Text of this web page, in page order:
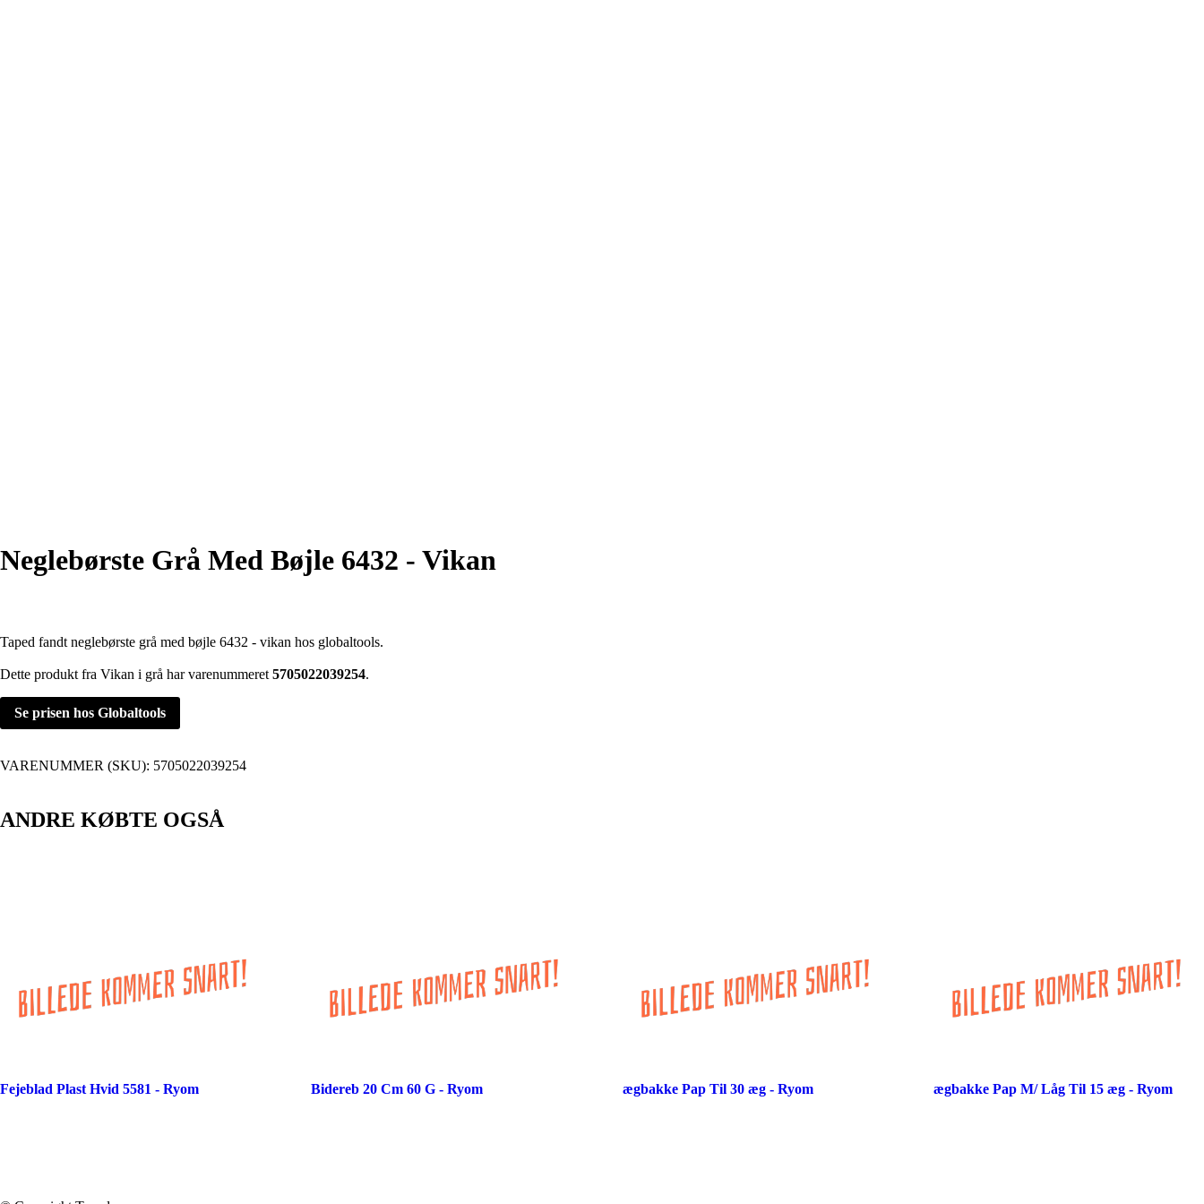
Neglebørste Grå Med Bøjle 6432 - Vikan
Taped fandt neglebørste grå med bøjle 6432 - vikan hos globaltools.
Dette produkt fra Vikan i grå har varenummeret 5705022039254.
Se prisen hos Globaltools
VARENUMMER (SKU): 5705022039254
ANDRE KØBTE OGSÅ
Fejeblad Plast Hvid 5581 - Ryom Bidereb 20 Cm 60 G - Ryom ægbakke Pap Til 30 æg - Ryom ægbakke Pap M/ Låg Til 15 æg - Ryom